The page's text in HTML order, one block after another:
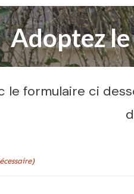
Adoptez
formulaire ci